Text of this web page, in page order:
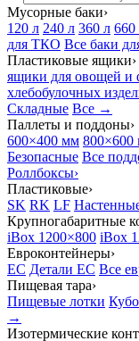
Мусорные баки›
120 л 240 л 360 л 660
для ТКО Все баки
Пластиковые ящики›
ящики для овощей и
хлебобулочных
Складные Все →
Паллеты и поддоны›
600×400 мм 800×600
Безопасные Все
Роллбоксы›
Пластиковые›
SK RK LF
Крупногабаритные
iBox 1200×800 iBox
Евроконтейнеры›
EC Детали EC Все
Пищевая тара›
Пищевые лотки
→
Изотермические